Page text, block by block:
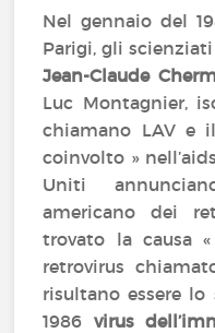
Nel gennaio del
Parigi, gli scienziati
Jean-Claude
Luc Montagnier,
chiamano LAV e
coinvolto »
Uniti
americano dei
trovato la causa
retrovirus
risultano essere lo
1986 virus